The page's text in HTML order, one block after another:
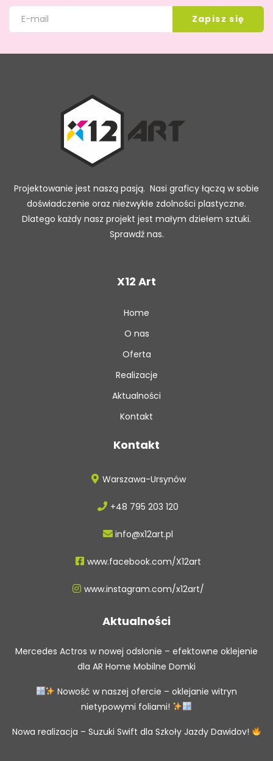
Projektowanie jest naszą pasją. Nasi graficy łączą w sobie
doświadczenie oraz niezwykłe zdolności plastyczne.
Dlatego każdy nasz projekt jest małym dziełem sztuki.
Sprawdź nas.
X12 Art
Home
O nas
Oferta
Realizacje
Aktualności
Kontakt
Kontakt
Warszawa-Ursynów
+48 795 203 120
info@x12art.pl
www.facebook.com/X12art
www.instagram.com/x12art/
Aktualności
Mercedes Actros w nowej odsłonie – efektowne oklejenie
dla AR Home Mobilne Domki
Nowość w naszej ofercie – oklejanie witryn
nietypowymi foliami!
Nowa realizacja – Suzuki Swift dla Szkoły Jazdy Dawidov!